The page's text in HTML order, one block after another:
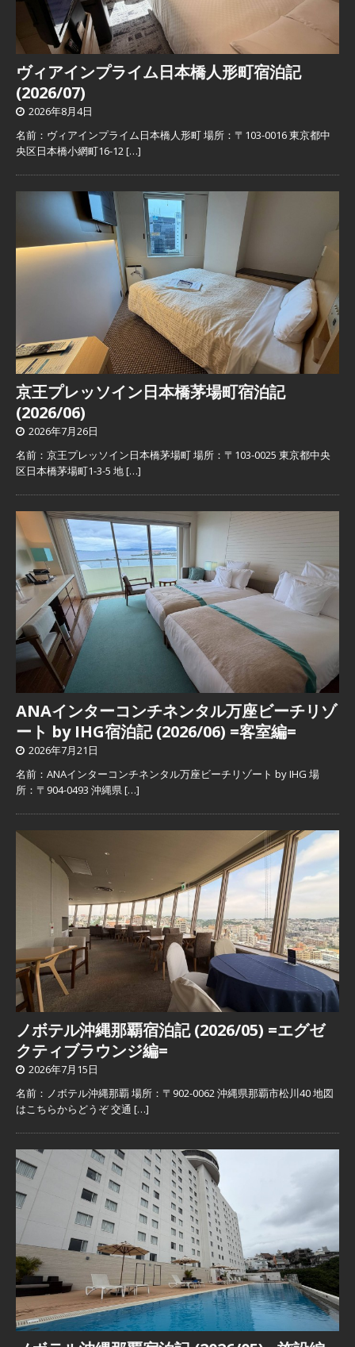
ヴィアインプライム日本橋人形町宿泊記
(2026/07)
2026年8月4日
名前：ヴィアインプライム日本橋人形町 場所：〒103-0016 東京都中
央区日本橋小網町16-12[…]
京王プレッソイン日本橋茅場町宿泊記
(2026/06)
2026年7月26日
名前：京王プレッソイン日本橋茅場町 場所：〒103-0025 東京都中央
区日本橋茅場町1-3-5 地[…]
ANAインターコンチネンタル万座ビーチリゾ
ート by IHG宿泊記 (2026/06) =客室編=
2026年7月21日
名前：ANAインターコンチネンタル万座ビーチリゾート by IHG 場
所：〒904-0493 沖縄県[…]
ノボテル沖縄那覇宿泊記 (2026/05) =エグゼ
クティブラウンジ編=
2026年7月15日
名前：ノボテル沖縄那覇 場所：〒902-0062 沖縄県那覇市松川40 地図
はこちらからどうぞ 交通 […]